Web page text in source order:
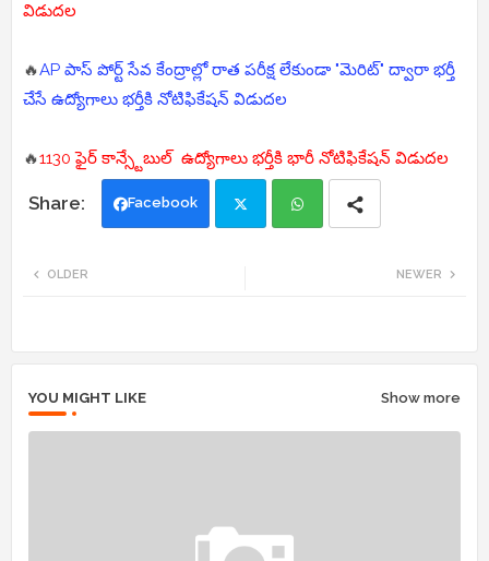
విడుదల
🔥AP పాస్ పోర్ట్ సేవ కేంద్రాల్లో రాత పరీక్ష లేకుండా "మెరిట్" ద్వారా భర్తీ
చేసే ఉద్యోగాలు భర్తీకి నోటిఫికేషన్ విడుదల
🔥1130 ఫైర్ కాన్స్టేబుల్ ఉద్యోగాలు భర్తీకి భారీ నోటిఫికేషన్ విడుదల
Facebook
NEWER
OLDER
YOU MIGHT LIKE Show more